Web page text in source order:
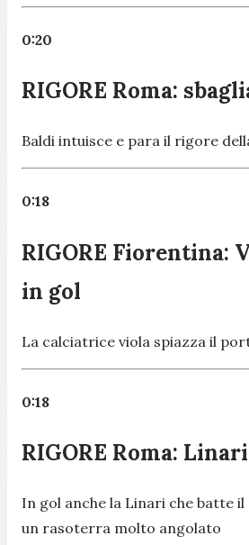
0:20
RIGORE Roma:
Baldi intuisce e para il rigore
0:18
RIGORE Fiorentina:
in gol
La calciatrice viola spiazza il
0:18
RIGORE Roma:
In gol anche la Linari che batte
un rasoterra molto angolato